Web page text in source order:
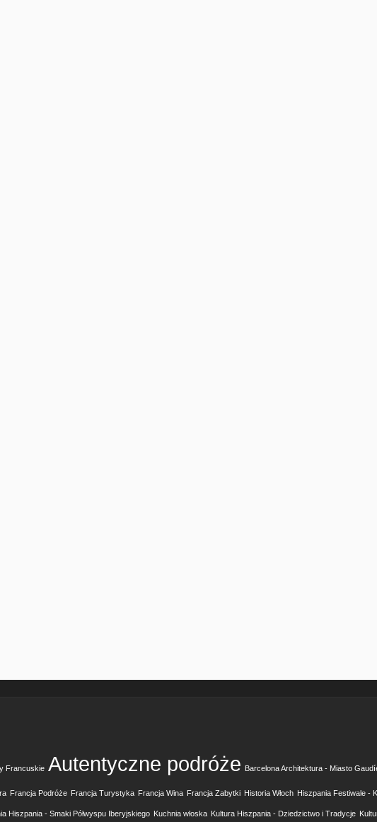
Francuskie Autentyczne podróże Barcelona Architektura - Miasto
Francja Podróże Francja Turystyka Francja Wina Francja Zabytki Historia Włoch Hiszpania Festiwale -
Hiszpania - Smaki Półwyspu Iberyjskiego Kuchnia włoska Kultura Hiszpania - Dziedzictwo i Tradycje